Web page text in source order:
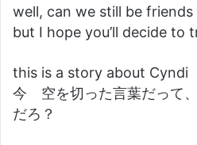
well, can we still be friends
but I hope you’ll decide to
this is a story about Cyndi
今 空を切った言葉だって
だろ？